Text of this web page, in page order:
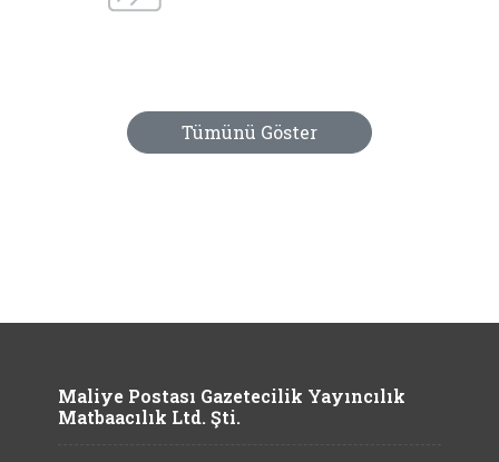
Tümünü Göster
Maliye Postası Gazetecilik Yayıncılık
Matbaacılık Ltd. Şti.